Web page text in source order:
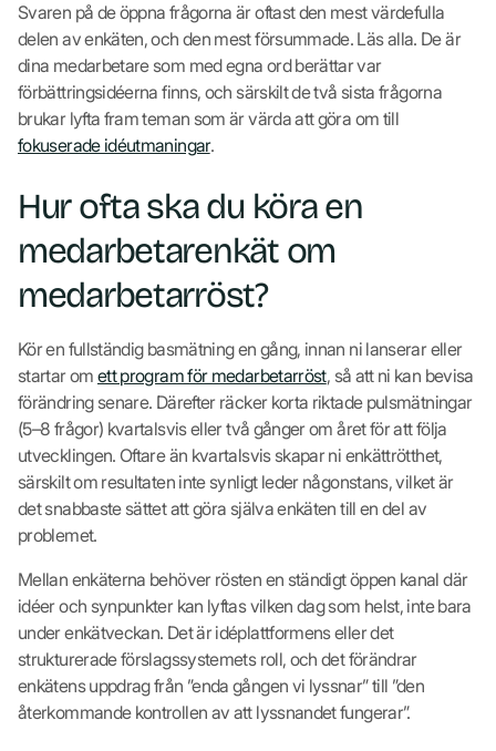
Svaren på de öppna frågorna är oftast den mest värdefulla
delen av enkäten, och den mest försummade. Läs alla. De är
dina medarbetare som med egna ord berättar var
förbättringsidéerna finns, och särskilt de två sista frågorna
brukar lyfta fram teman som är värda att göra om till
fokuserade idéutmaningar.
Hur ofta ska du köra en
medarbetarenkät om
medarbetarröst?
Kör en fullständig basmätning en gång, innan ni lanserar eller
startar om ett program för medarbetarröst, så att ni kan bevisa
förändring senare. Därefter räcker korta riktade pulsmätningar
(5–8 frågor) kvartalsvis eller två gånger om året för att följa
utvecklingen. Oftare än kvartalsvis skapar ni enkättrötthet,
särskilt om resultaten inte synligt leder någonstans, vilket är
det snabbaste sättet att göra själva enkäten till en del av
problemet.
Mellan enkäterna behöver rösten en ständigt öppen kanal där
idéer och synpunkter kan lyftas vilken dag som helst, inte bara
under enkätveckan. Det är idéplattformens eller det
strukturerade förslagssystemets roll, och det förändrar
enkätens uppdrag från ”enda gången vi lyssnar” till ”den
återkommande kontrollen av att lyssnandet fungerar”.